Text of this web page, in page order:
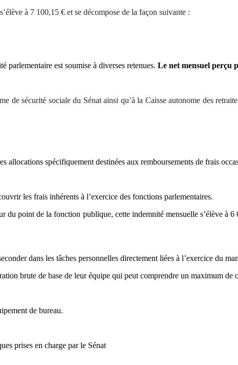
à 7 100,15 € et se décompose de la façon suivante :
parlementaire est soumise à diverses retenues. Le net mensuel perçu
de sécurité sociale du Sénat ainsi qu’à la Caisse autonome des
allocations spécifiquement destinées aux remboursements de frais
les frais inhérents à l’exercice des fonctions parlementaires.
point de la fonction publique, cette indemnité mensuelle s’élève à
dans les tâches personnelles directement liées à l’exercice du
brute de base de leur équipe qui peut comprendre un maximum de
de bureau.
prises en charge par le Sénat